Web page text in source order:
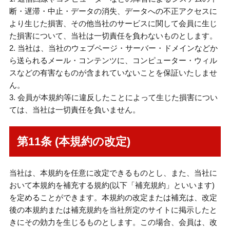
断・遅滞・中止・データの消失、データへの不正アクセスに
より生じた損害、その他当社のサービスに関して会員に生じ
た損害について、当社は一切責任を負わないものとします。
2. 当社は、当社のウェブページ・サーバー・ドメインなどか
ら送られるメール・コンテンツに、コンピューター・ウィル
スなどの有害なものが含まれていないことを保証いたしませ
ん。
3. 会員が本規約等に違反したことによって生じた損害につい
ては、当社は一切責任を負いません。
第11条 (本規約の改定)
当社は、本規約を任意に改定できるものとし、また、当社に
おいて本規約を補充する規約(以下「補充規約」といいます)
を定めることができます。本規約の改定または補充は、改定
後の本規約または補充規約を当社所定のサイトに掲示したと
きにその効力を生じるものとします。この場合、会員は、改